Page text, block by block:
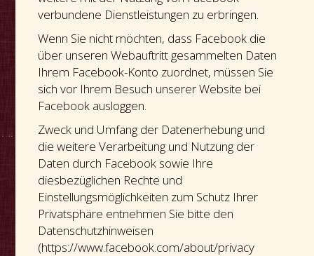
verbundene Dienstleistungen zu erbringen.
Wenn Sie nicht möchten, dass Facebook die
über unseren Webauftritt gesammelten Daten
Ihrem Facebook-Konto zuordnet, müssen Sie
sich vor Ihrem Besuch unserer Website bei
Facebook ausloggen.
Zweck und Umfang der Datenerhebung und
die weitere Verarbeitung und Nutzung der
Daten durch Facebook sowie Ihre
diesbezüglichen Rechte und
Einstellungsmöglichkeiten zum Schutz Ihrer
Privatsphäre entnehmen Sie bitte den
Datenschutzhinweisen
(https://www.facebook.com/about/privacy